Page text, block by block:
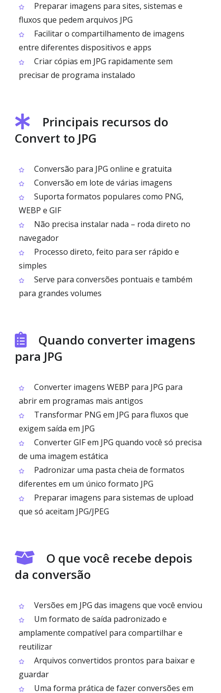
Preparar imagens para sites, sistemas e
fluxos que pedem arquivos JPG
Facilitar o compartilhamento de imagens
entre diferentes dispositivos e apps
Criar cópias em JPG rapidamente sem
precisar de programa instalado
Principais recursos do
Convert to JPG
Conversão para JPG online e gratuita
Conversão em lote de várias imagens
Suporta formatos populares como PNG,
WEBP e GIF
Não precisa instalar nada – roda direto no
navegador
Processo direto, feito para ser rápido e
simples
Serve para conversões pontuais e também
para grandes volumes
Quando converter imagens
para JPG
Converter imagens WEBP para JPG para
abrir em programas mais antigos
Transformar PNG em JPG para fluxos que
exigem saída em JPG
Converter GIF em JPG quando você só precisa
de uma imagem estática
Padronizar uma pasta cheia de formatos
diferentes em um único formato JPG
Preparar imagens para sistemas de upload
que só aceitam JPG/JPEG
O que você recebe depois
da conversão
Versões em JPG das imagens que você enviou
Um formato de saída padronizado e
amplamente compatível para compartilhar e
reutilizar
Arquivos convertidos prontos para baixar e
guardar
Uma forma prática de fazer conversões em